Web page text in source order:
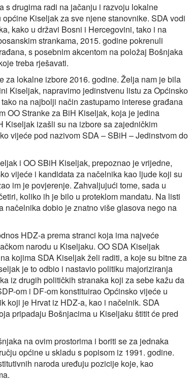
s drugima radi na jačanju i razvoju lokalne
Kiseljak za sve njene stanovnike. SDA vodi
kako u državi Bosni i Hercegovini, tako i na
strankama, 2015. godine pokrenuli
s posebnim akcentom na položaj Bošnjaka
treba rješavati.
za lokalne izbore 2016. godine. Želja nam je bila
Kiseljak, napravimo jedinstvenu listu za Općinsko
na najbolji način zastupamo interese građana
OO Stranke za BiH Kiseljak, koja je jedina
Kiseljak izašli su na izbore sa zajedničkim
vijeće pod nazivom SDA – SBiH – Jedinstvom do
i OO SBiH Kiseljak, prepoznao je vrijedne,
vijeće i kandidata za načelnika kao ljude koji su
im je povjerenje. Zahvaljujući tome, sada u
koliko ih je bilo u proteklom mandatu. Na listi
načelnika dobio je znatno više glasova nego na
HDZ-a prema stranci koja ima najveće
narodu u Kiseljaku. OO SDA Kiseljak
kojima SDA Kiseljak želi raditi, a koje su bitne za
je to odbio i nastavio politiku majoriziranja
iz drugih političkih stranaka koji za sebe kažu da
om i DF-om konstituirao Općinsko vijeće u
koji je Hrvat iz HDZ-a, kao i načelnik. SDA
pripadaju Bošnjacima u Kiseljaku štitit će pred
na ovim prostorima i boriti se za jednaka
općine u skladu s popisom iz 1991. godine.
naroda uređuju pozicije koje, kao